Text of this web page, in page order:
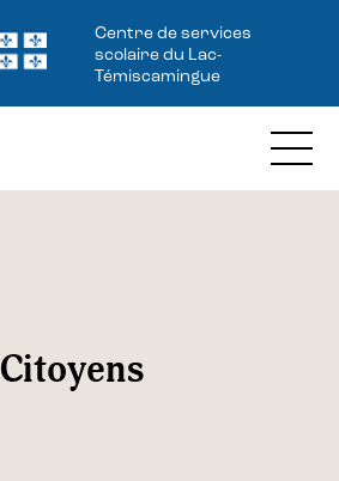
Centre de services
scolaire du Lac-
Témiscamingue
Citoyens